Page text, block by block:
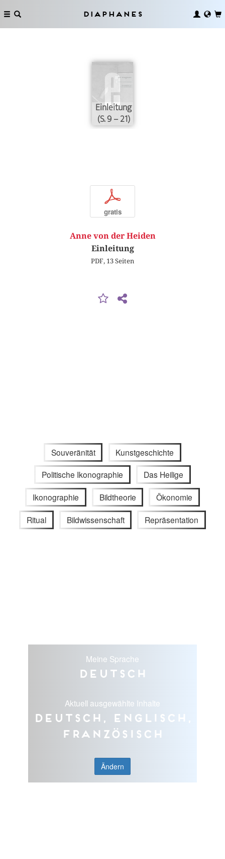
Diaphanes
Einleitung
(S. 9 – 21)
p
gratis
Anne von der Heiden
Einleitung
PDF, 13 Seiten
Souveränität Kunstgeschichte
Politische Ikonographie Das Heilige
Ikonographie Bildtheorie Ökonomie
Ritual Bildwissenschaft Repräsentation
Meine Sprache
Deutsch
Aktuell ausgewählte Inhalte
Deutsch, Englisch,
Französisch
Ändern